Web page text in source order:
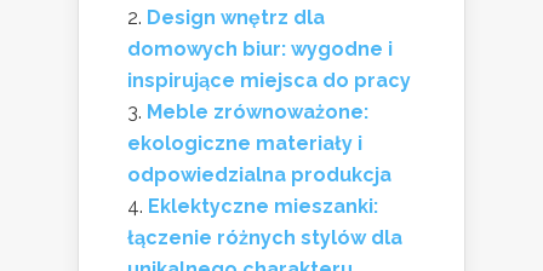
Design wnętrz dla
domowych biur: wygodne i
inspirujące miejsca do pracy
Meble zrównoważone:
ekologiczne materiały i
odpowiedzialna produkcja
Eklektyczne mieszanki:
łączenie różnych stylów dla